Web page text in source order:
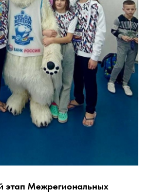
этап Межрегиональных